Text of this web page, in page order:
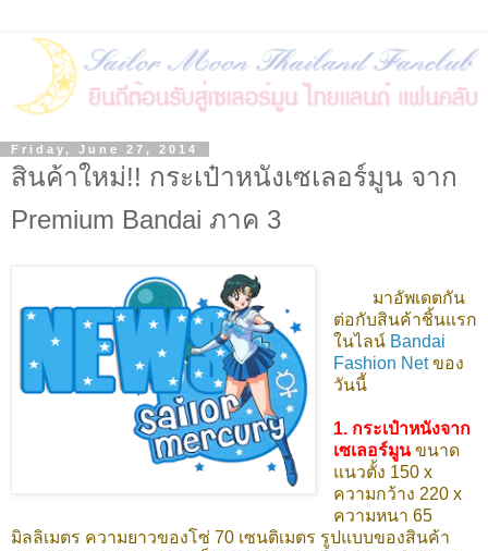
Friday, June 27, 2014
สินค้าใหม่!! กระเป๋าหนังเซเลอร์มูน จาก
Premium Bandai ภาค 3
มาอัพเดตกัน
ต่อกับสินค้าชิ้นแรก
ในไลน์ Bandai
Fashion Netของ
วันนี้
1. กระเป๋าหนังจาก
เซเลอร์มูน ขนาด
แนวตั้ง 150 x
ความกว้าง 220 x
ความหนา 65
มิลลิเมตร ความยาวของโซ่ 70 เซนติเมตร รูปแบบของสินค้า